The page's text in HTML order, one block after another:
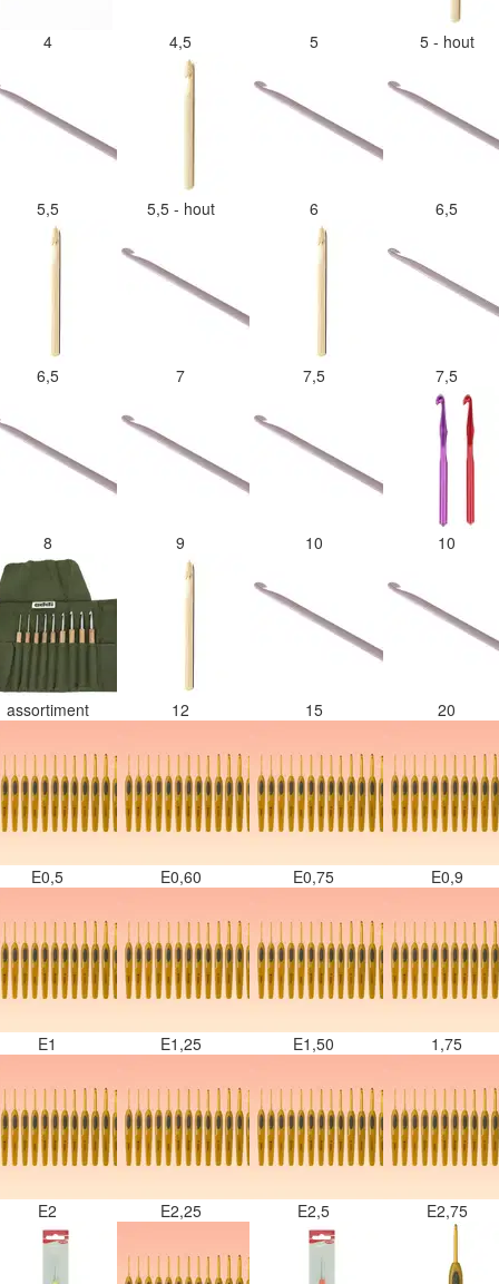
4 4,5 5 5 - hout
5,5 5,5 - hout 6 6,5
6,5 7 7,5 7,5
8 9 10 10
assortiment 12 15 20
E0,5 E0,60 E0,75 E0,9
E1 E1,25 E1,50 1,75
E2 E2,25 E2,5 E2,75